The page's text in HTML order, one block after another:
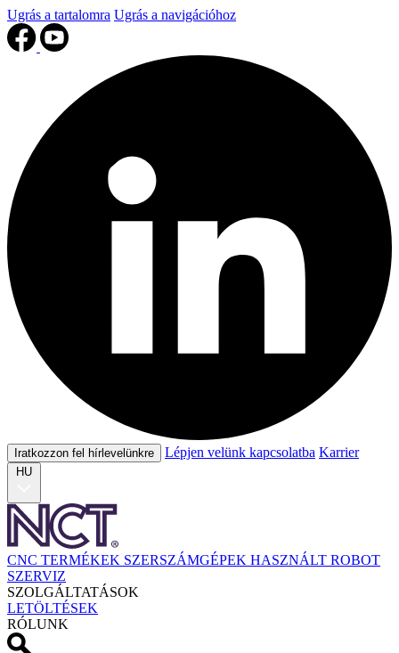
Ugrás a tartalomra Ugrás a navigációhoz
Iratkozzon fel hírlevelünkre Lépjen velünk kapcsolatba Karrier
HU
CNC TERMÉKEK SZERSZÁMGÉPEK HASZNÁLT ROBOT
SZERVIZ
SZOLGÁLTATÁSOK
LETÖLTÉSEK
RÓLUNK